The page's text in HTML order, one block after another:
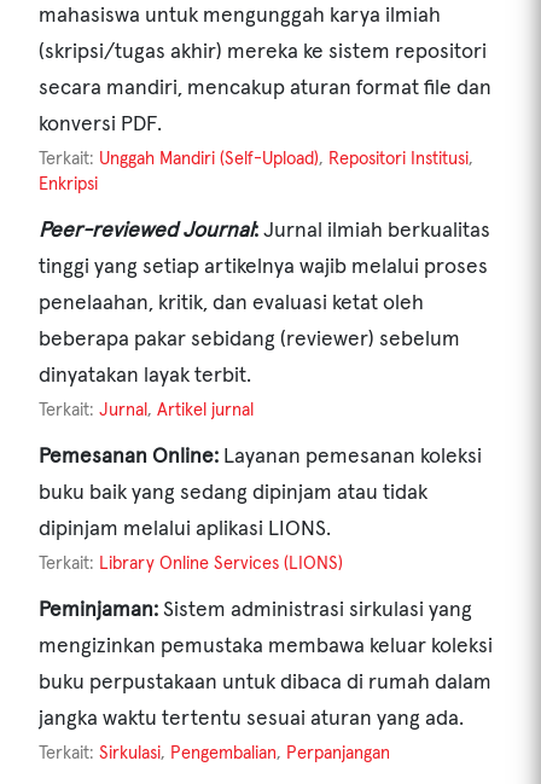
mahasiswa untuk mengunggah karya ilmiah
(skripsi/tugas akhir) mereka ke sistem repositori
secara mandiri, mencakup aturan format file dan
konversi PDF.
Terkait: Unggah Mandiri (Self-Upload), Repositori Institusi,
Enkripsi
Peer-reviewed Journal:Jurnal ilmiah berkualitas
tinggi yang setiap artikelnya wajib melalui proses
penelaahan, kritik, dan evaluasi ketat oleh
beberapa pakar sebidang (reviewer) sebelum
dinyatakan layak terbit.
Terkait: Jurnal, Artikel jurnal
Pemesanan Online: Layanan pemesanan koleksi
buku baik yang sedang dipinjam atau tidak
dipinjam melalui aplikasi LIONS.
Terkait: Library Online Services (LIONS)
Peminjaman:Sistem administrasi sirkulasi yang
mengizinkan pemustaka membawa keluar koleksi
buku perpustakaan untuk dibaca di rumah dalam
jangka waktu tertentu sesuai aturan yang ada.
Terkait: Sirkulasi, Pengembalian, Perpanjangan